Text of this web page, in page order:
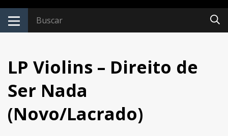
LP Violins – Direito de
Ser Nada
(Novo/Lacrado)